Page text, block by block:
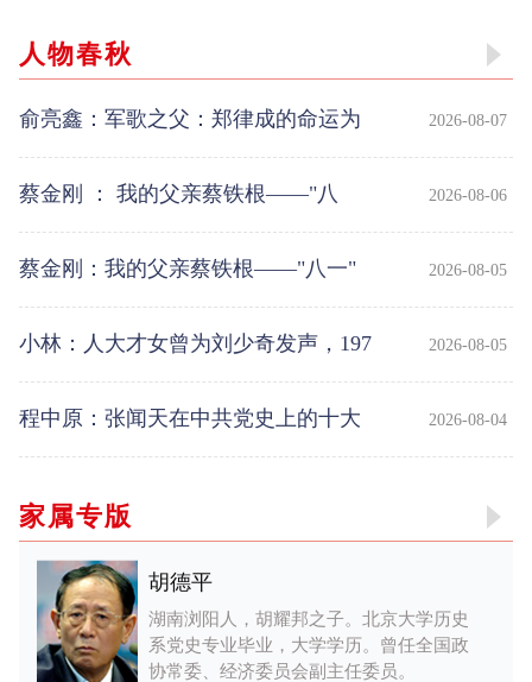
人物春秋
俞亮鑫：军歌之父：郑律成的命运为
何在
2026-08-07
蔡金刚 ： 我的父亲蔡铁根——"八 2026-08-06
蔡金刚：我的父亲蔡铁根——"八一" 2026-08-05
小林：人大才女曾为刘少奇发声，197 2026-08-05
程中原：张闻天在中共党史上的十大 2026-08-04
家属专版
胡德平
湖南浏阳人，胡耀邦之子。北京大学历史
系党史专业毕业，大学学历。曾任全国政
协常委、经济委员会副主任委员。